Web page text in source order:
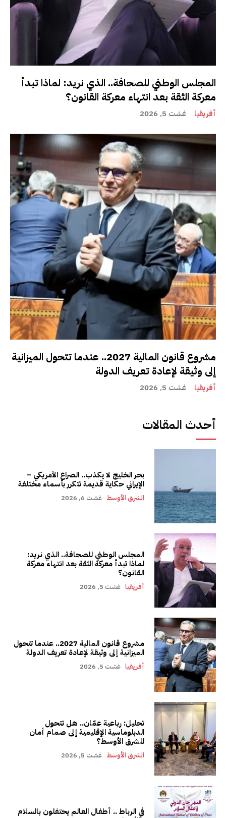
المجلس الوطني للصحافة.. الذي نريد: لماذا تبدأ
معركة الثقة بعد انتهاء معركة القانون؟
أفريقيا غشت 5, 2026
مشروع قانون المالية 2027.. عندما تتحول الميزانية
إلى وثيقة لإعادة تعريف الدولة
أفريقيا غشت 5, 2026
أحدث المقالات
بحر الخليج لا يكذب.. الصراع الأمريكي –
الإيراني حكاية قديمة تتكرر بأسماء مختلفة
الشرق الأوسط غشت 6, 2026
المجلس الوطني للصحافة.. الذي نريد:
لماذا تبدأ معركة الثقة بعد انتهاء معركة
القانون؟
أفريقيا غشت 5, 2026
مشروع قانون المالية 2027.. عندما تتحول
الميزانية إلى وثيقة لإعادة تعريف الدولة
أفريقيا غشت 5, 2026
تحليل: رباعية عمّان.. هل تتحول
الدبلوماسية الإقليمية إلى صمام أمان
للشرق الأوسط؟
الشرق الأوسط غشت 5, 2026
في الرباط .. أطفال العالم يحتفلون بالسلام